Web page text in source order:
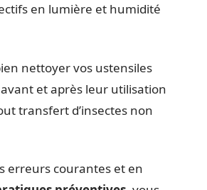
en lumière et humidité
nettoyer vos ustensiles
et après leur utilisation
transfert d’insectes non
erreurs courantes et en